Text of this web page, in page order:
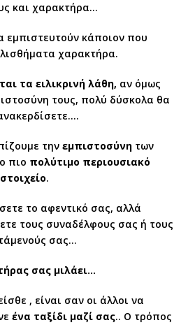
και χαρακτήρα…
εμπιστευτούν κάποιον που
χαρακτήρα.
τα ειλικρινή λάθη, αν όμως
τους, πολύ δύσκολα θα
την εμπιστοσύνη των
πιο πολύτιμο περιουσιακό
στοιχείο.
το αφεντικό σας, αλλά
τους συναδέλφους σας ή τους
σας…
σας μιλάει…
, είναι σαν οι άλλοι να
ένα ταξίδι μαζί σας.. Ο τρόπος